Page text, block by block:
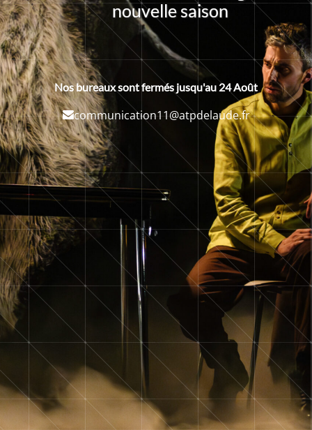
nouvelle saison
Nos bureaux sont fermés jusqu'au 24 Août
communication11@atpdelaude.fr